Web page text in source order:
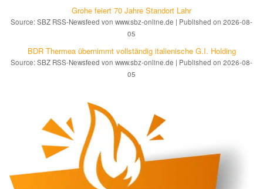
Grohe feiert 70 Jahre Standort Lahr
Source: SBZ RSS-Newsfeed von www.sbz-online.de
Published on 2026-08-
05
BDR Thermea übernimmt vollständig italienische G.I. Holding
Source: SBZ RSS-Newsfeed von www.sbz-online.de
Published on 2026-08-
05